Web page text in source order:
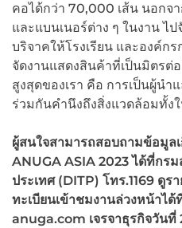
คอได้กว่า 70,000 เส้น นอกจ
และแบนเนอร์ต่าง ๆ ในงาน ไป
บริจาคให้โรงเรียน และองค์ก
จัดงานแสดงสินค้าที่เป็นมิตรต่
สูงสุดของเรา คือ การเป็นผู้นำ
ร่วมกันคำนึงถึงสิ่งแวดล้อมทั้ง
ผู้สนใจสามารถสอบถามข้อมูล
ANUGA ASIA 2023 ได้ที่กรม
ประเทศ (DITP) โทร.1169 ดูร
ทะเบียนเข้าชมงานล่วงหน้าไ
anuga.com เจรจาธุรกิจวันที่